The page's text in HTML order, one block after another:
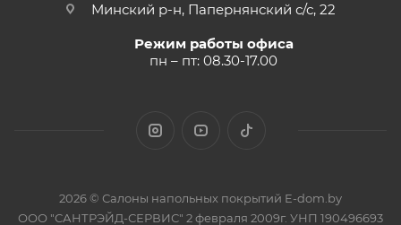
Минский р-н, Папернянский с/с, 22
Режим работы офиса
пн – пт: 08.30-17.00
2026 © Салоны напольных покрытий E-dom.by
ООО "САНТРЭЙД-СЕРВИС" 2 февраля 2009г. УНП 190496693